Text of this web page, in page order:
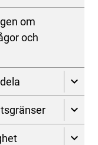
om
och